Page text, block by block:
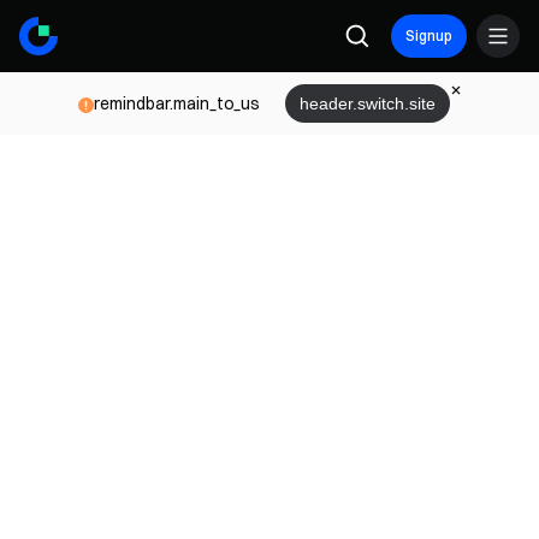
Signup
remindbar.main_to_us header.switch.site